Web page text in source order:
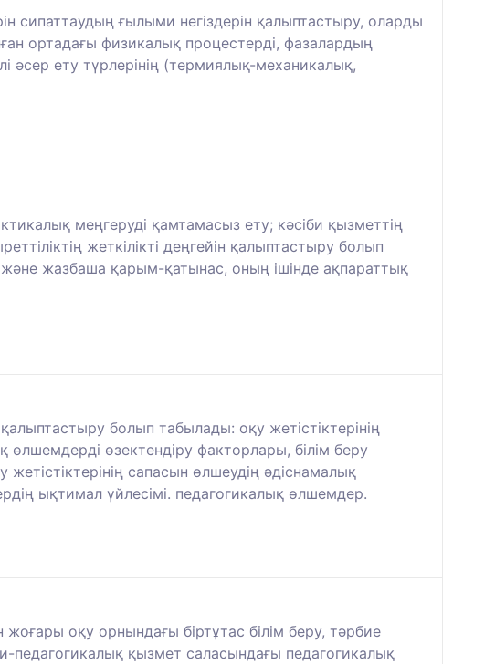
сипаттаудың ғылыми негіздерін қалыптастыру, оларды
ортадағы физикалық процестерді, фазалардың
ету түрлерінің (термиялық-механикалық,
меңгеруді қамтамасыз ету; кәсіби қызметтің
жеткілікті деңгейін қалыптастыру болып
және жазбаша қарым-қатынас, оның ішінде ақпараттық
болып табылады: оқу жетістіктерінің
өлшемдерді өзектендіру факторлары, білім беру
сапасын өлшеудің әдіснамалық
ықтимал үйлесімі. педагогикалық өлшемдер.
жоғары оқу орнындағы біртұтас білім беру, тәрбие
қызмет саласындағы педагогикалық